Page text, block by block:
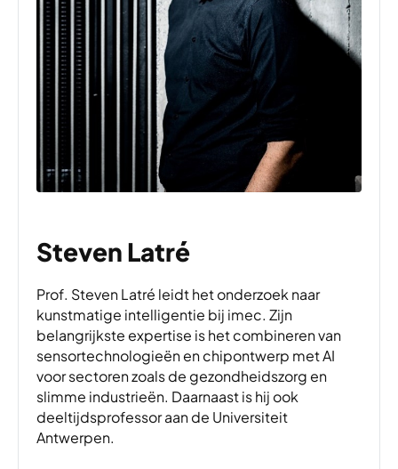
Steven Latré
Prof. Steven Latré leidt het onderzoek naar
kunstmatige intelligentie bij imec. Zijn
belangrijkste expertise is het combineren van
sensortechnologieën en chipontwerp met AI
voor sectoren zoals de gezondheidszorg en
slimme industrieën. Daarnaast is hij ook
deeltijdsprofessor aan de Universiteit
Antwerpen.